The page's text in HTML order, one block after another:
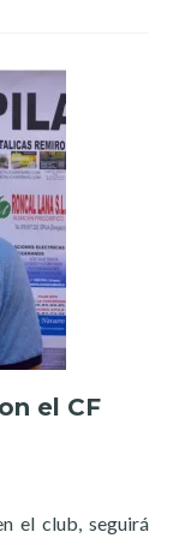
el CF
el club, seguirá